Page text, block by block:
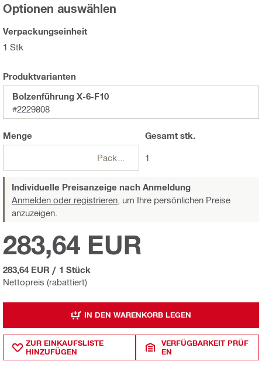
Optionen auswählen
Verpackungseinheit
1 Stk
Produktvarianten
Bolzenführung X-6-F10
#2229808
Menge
Packungen
Gesamtstk.
1
Individuelle Preisanzeige nach Anmeldung
Anmelden oder registrieren, um Ihre persönlichen Preise
anzuzeigen.
Nettopreis (rabattiert)
283,64 EUR
283,64 EUR / 1 Stück
IN DEN WARENKORB LEGEN
ZUR EINKAUFSLISTE
HINZUFÜGEN
VERFÜGBARKEIT PRÜF
EN